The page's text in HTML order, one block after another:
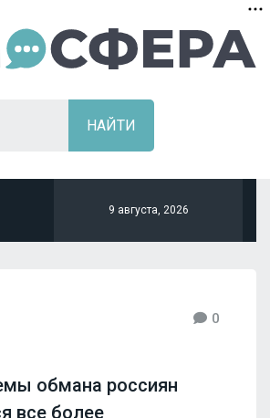
9 августа, 2026
0
обмана россиян
все более